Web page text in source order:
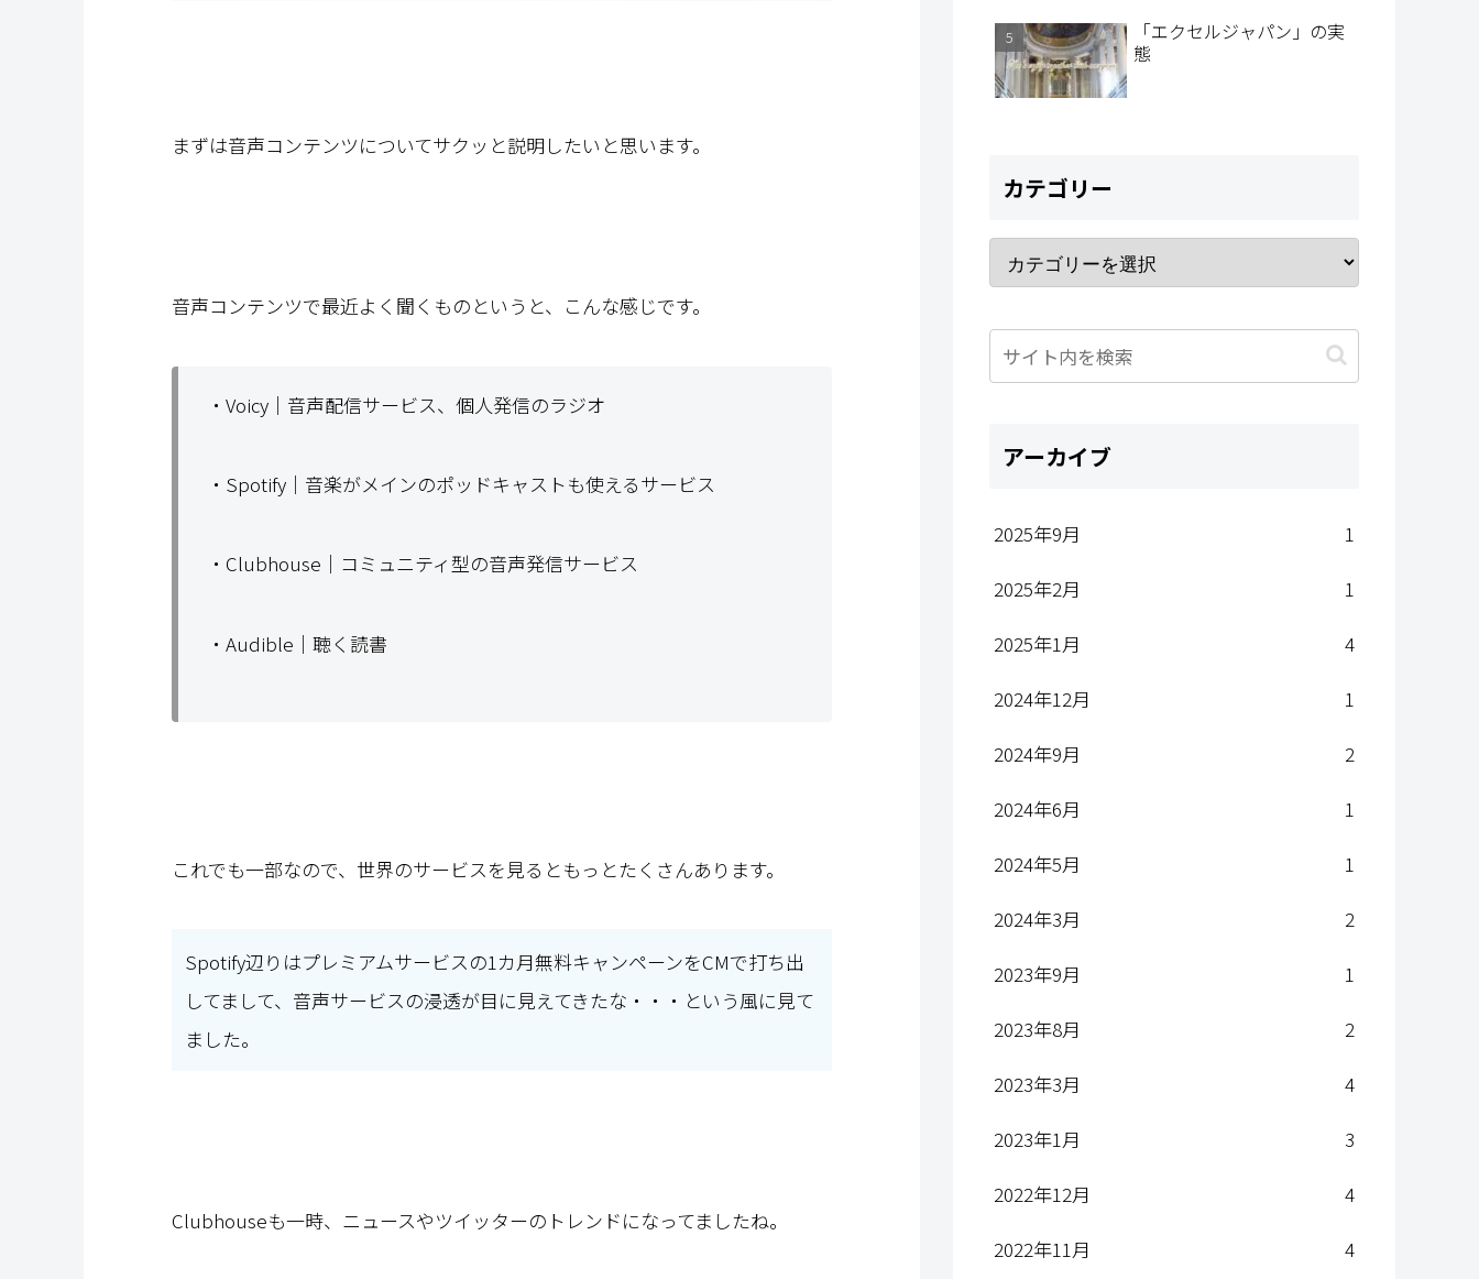
まずは音声コンテンツについてサクッと説明したいと思います。
音声コンテンツで最近よく聞くものというと、こんな感じです。
・Voicy｜音声配信サービス、個人発信のラジオ
・Spotify｜音楽がメインのポッドキャストも使えるサービス
・Clubhouse｜コミュニティ型の音声発信サービス
・Audible｜聴く読書
これでも一部なので、世界のサービスを見るともっとたくさんあります。
Spotify辺りはプレミアムサービスの1カ月無料キャンペーンをCMで打ち出
してまして、音声サービスの浸透が目に見えてきたな・・・という風に見て
ました。
Clubhouseも一時、ニュースやツイッターのトレンドになってましたね。
「エクセルジャパン」の実
態
カテゴリー
アーカイブ
2025年9月
1
2025年2月
1
2025年1月
4
2024年12月
1
2024年9月
2
2024年6月
1
2024年5月
1
2024年3月
2
2023年9月
1
2023年8月
2
2023年3月
4
2023年1月
3
2022年12月
4
2022年11月
4